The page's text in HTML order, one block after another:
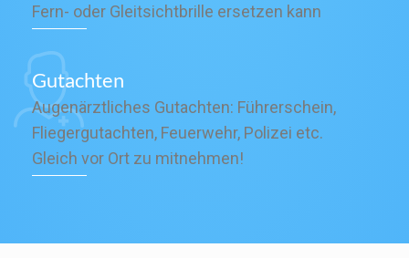
Fern- oder Gleitsichtbrille ersetzen kann
Gutachten
Augenärztliches Gutachten: Führerschein,
Fliegergutachten, Feuerwehr, Polizei etc.
Gleich vor Ort zu mitnehmen!